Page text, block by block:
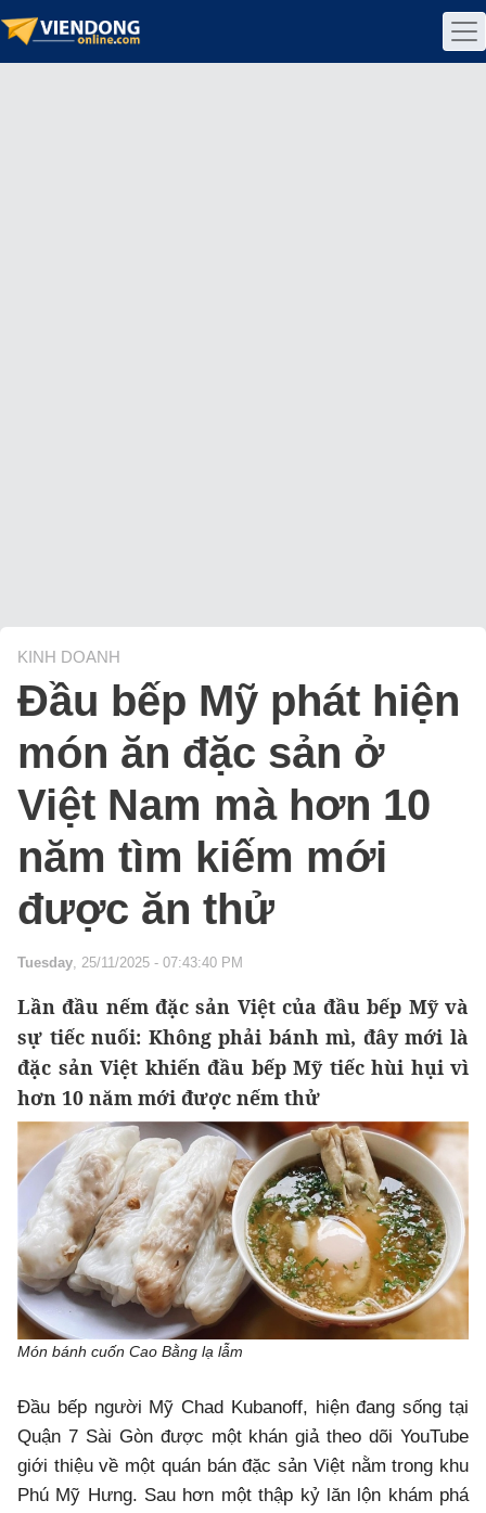
KINH DOANH
Đầu bếp Mỹ phát hiện
món ăn đặc sản ở
Việt Nam mà hơn 10
năm tìm kiếm mới
được ăn thử
Tuesday, 25/11/2025 - 07:43:40 PM
Lần đầu nếm đặc sản Việt của đầu bếp Mỹ và
sự tiếc nuối: Không phải bánh mì, đây mới là
đặc sản Việt khiến đầu bếp Mỹ tiếc hùi hụi vì
hơn 10 năm mới được nếm thử
Món bánh cuốn Cao Bằng lạ lẫm
Đầu bếp người Mỹ Chad Kubanoff, hiện đang sống tại
Quận 7 Sài Gòn được một khán giả theo dõi YouTube
giới thiệu về một quán bán đặc sản Việt nằm trong khu
Phú Mỹ Hưng. Sau hơn một thập kỷ lăn lộn khám phá